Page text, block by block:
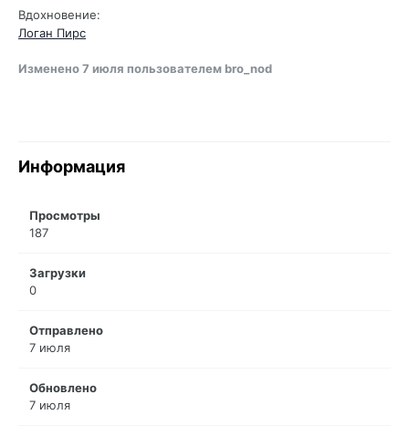
Вдохновение:
Логан Пирс
Изменено7 июля пользователем bro_nod
Информация
Просмотры
187
Загрузки
0
Отправлено
7 июля
Обновлено
7 июля